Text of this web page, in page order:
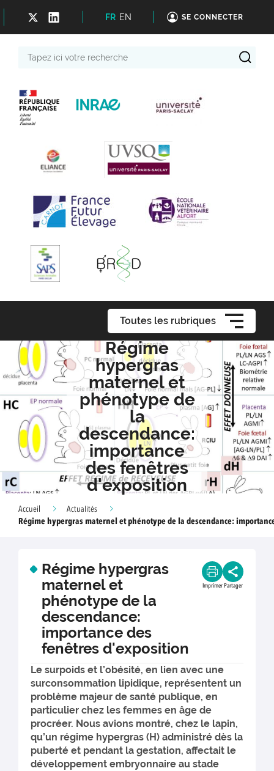
FR EN SE CONNECTER
Toutes les rubriques
Régime
hypergras
maternel et
phénotype de
la
descendance:
importance
des fenêtres
d'exposition
Accueil
Actualités
Régime hypergras maternel et phénotype de la descendance:
Régime hypergras
maternel et
phénotype de la
descendance:
importance des
fenêtres d'exposition
Imprimer Partager
Le surpoids et l’obésité, en lien avec une
surconsommation lipidique, représentent un
problème majeur de santé publique, en
particulier chez les femmes en âge de
procréer. Nous avions montré, chez le lapin,
qu’un régime hypergras (H) administré dès la
puberté et pendant la gestation, affectait le
développement embryonnaire au stade